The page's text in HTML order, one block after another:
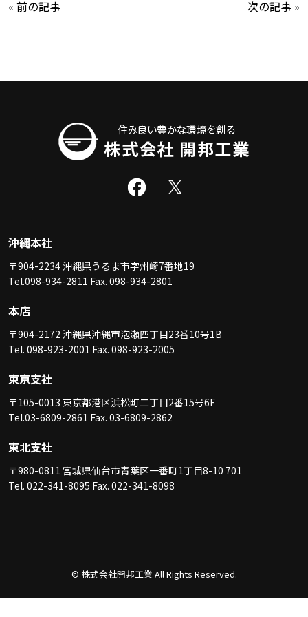
« 前の記事 次の記事 »
沖縄本社
〒904-2234 沖縄県うるま市字州崎7番地19
Tel.098-934-2811 Fax. 098-934-2801
本店
〒904-2172 沖縄県沖縄市泡瀬四丁目23番10号1B
Tel. 098-923-2001 Fax. 098-923-2005
東京支社
〒105-0013 東京都港区浜松町二丁目2番15号6F
Tel.03-6809-2861 Fax. 03-6809-2862
東北支社
〒980-0811 宮城県仙台市青葉区一番町1丁目8-10 701
Tel. 022-341-8095 Fax. 022-341-8098
© 株式会社開邦工業 All Rights Reserved.